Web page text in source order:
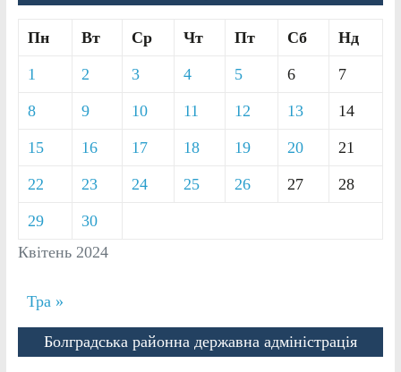
Квітень 2024
Пн Вт Ср Чт Пт Сб Нд
1 2 3 4 5 6 7
8 9 10 11 12 13 14
15 16 17 18 19 20 21
22 23 24 25 26 27 28
29 30
Тра »
Болградська районна державна адміністрація